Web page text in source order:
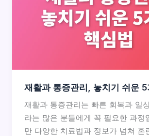
재활과 통증관리, 놓치기 쉬운 5
재활과 통증관리는 빠른 회복과 일
라는 많은 분들에게 꼭 필요한 과정
만 다양한 치료법과 정보가 넘쳐 혼